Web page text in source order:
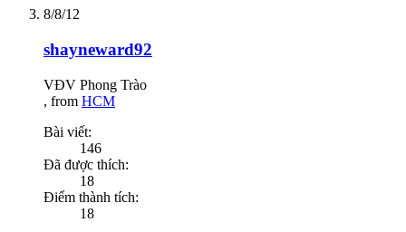
8/8/12
shayneward92
VĐV Phong Trào
, from HCM
Bài viết:
146
Đã được thích:
18
Điểm thành tích:
18